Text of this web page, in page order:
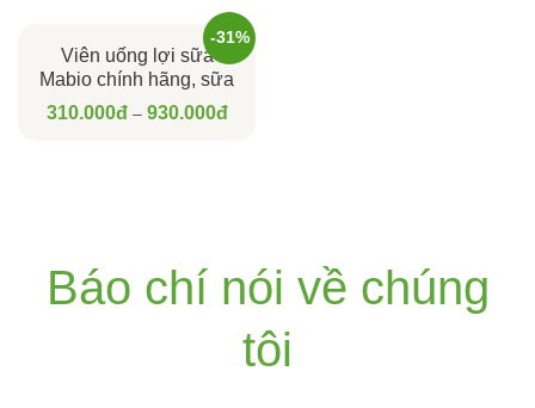
-31%
Viên uống lợi sữa
Mabio chính hãng, sữa
về đều, mát sữa, thông
310.000đ– 930.000đ
Báo chí nói về chúng
tôi